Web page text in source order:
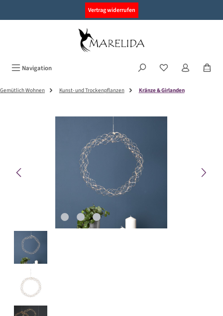
Vertrag widerrufen
Navigation
Gemütlich Wohnen Kunst- und Trockenpflanzen Kränze & Girlanden